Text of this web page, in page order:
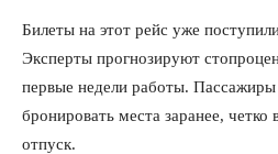
Билеты на этот рейс уже
Эксперты прогнозируют
первые недели работы. Пассажиры
бронировать места заранее, четко
отпуск.